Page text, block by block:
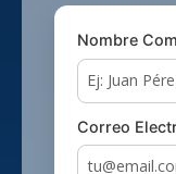
Nombre
Correo